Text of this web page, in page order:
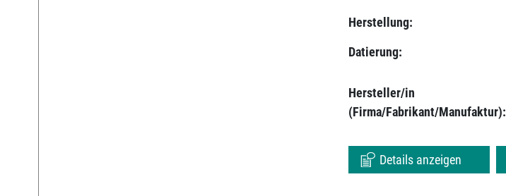
Herstellung:
Datierung:
Hersteller/in
(Firma/Fabrikant/Manufaktur):
Details anzeigen